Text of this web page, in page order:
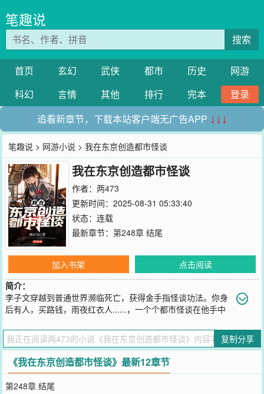
笔趣说
搜索
首页 玄幻 武侠 都市 历史
网游
科幻
言情 其他 排行 完本
登录
追看新章节，下载本站客户端无广告APP ↓↓↓
笔趣说 > 网游小说 > 我在东京创造都市怪谈
我在东京创造都市怪谈
作者： 两473
更新时间：2025-08-31 05:33:40
状态：连载
最新章节： 第248章 结尾
加入书架
点击阅读
简介：
李子文穿越到普通世界濒临死亡，获得金手指怪谈功法。你身
后有人，买路钱，雨夜红衣人......，一个个都市怪谈在他手中
织的创立者。亦是——怪谈之主。没有敌手，李子文也就只有开小号
带上一大群人来自己打自己。
您要是觉得《我在东京创造都市怪谈》还不错的话请不要忘记向您QQ
群和微博微信里的朋友推荐哦！
复制分享
《我在东京创造都市怪谈》最新12章节
第248章 结尾